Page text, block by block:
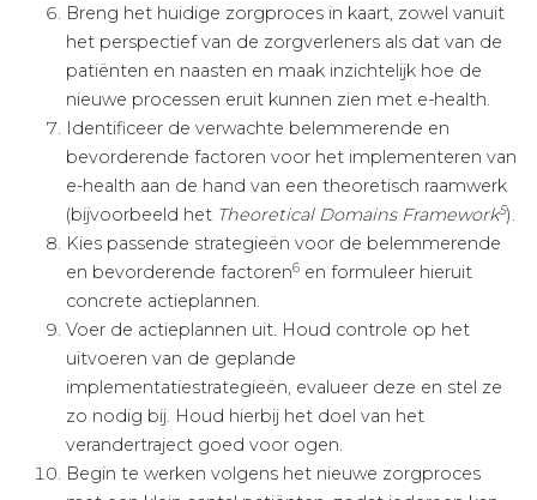
Breng het huidige zorgproces in kaart, zowel vanuit
het perspectief van de zorgverleners als dat van de
patiënten en naasten en maak inzichtelijk hoe de
nieuwe processen eruit kunnen zien met e-health.
Identificeer de verwachte belemmerende en
bevorderende factoren voor het implementeren van
e-health aan de hand van een theoretisch raamwerk
(bijvoorbeeld het Theoretical Domains Framework5).
Kies passende strategieën voor de belemmerende
en bevorde­rende factoren6 en formuleer hieruit
concrete actieplannen.
Voer de actieplannen uit. Houd controle op het
uitvoeren van de geplande
implementatiestrategieën, evalueer deze en stel ze
zo nodig bij. Houd hierbij het doel van het
verandertraject goed voor ogen.
Begin te werken volgens het nieuwe zorgproces